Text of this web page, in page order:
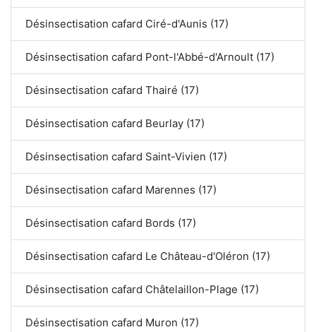
Désinsectisation cafard Ciré-d'Aunis (17)
Désinsectisation cafard Pont-l'Abbé-d'Arnoult (17)
Désinsectisation cafard Thairé (17)
Désinsectisation cafard Beurlay (17)
Désinsectisation cafard Saint-Vivien (17)
Désinsectisation cafard Marennes (17)
Désinsectisation cafard Bords (17)
Désinsectisation cafard Le Château-d'Oléron (17)
Désinsectisation cafard Châtelaillon-Plage (17)
Désinsectisation cafard Muron (17)